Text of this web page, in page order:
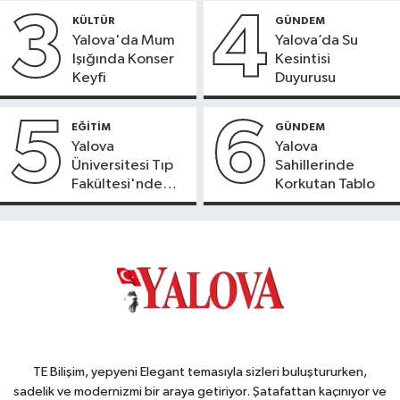
3 KÜLTÜR
Yalova'da Mum
Işığında Konser
Keyfi
4 GÜNDEM
Yalova’da Su
Kesintisi
Duyurusu
5 EĞİTİM
Yalova
Üniversitesi Tıp
Fakültesi'nde
Yeni Dönem
6 GÜNDEM
Yalova
Sahillerinde
Korkutan Tablo
TE Bilişim, yepyeni Elegant temasıyla sizleri buluştururken,
sadelik ve modernizmi bir araya getiriyor. Şatafattan kaçınıyor ve